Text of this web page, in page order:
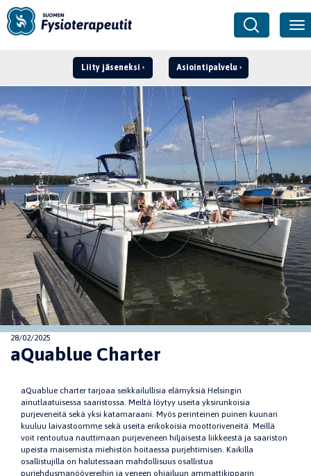
Liity jäseneksi Asiointipalvelu
Kirjaudu ›
28/02/2025
aQuablue Charter
aQuablue charter tarjoaa seikkailullisia elämyksiä Helsingin
ainutlaatuisessa saaristossa. Meiltä löytyy useita yksirunkoisia
purjeveneitä sekä yksi katamaraani. Myös perinteinen puinen kuunari
kuuluu laivastoomme sekä useita erikokoisia moottoriveneitä. Meillä
voit rentoutua nauttimaan purjeveneen hiljaisesta liikkeestä ja saariston
upeista maisemista miehistön hoitaessa purjehtimisen. Kaikilla
osallistujilla on halutessaan mahdollisuus osallistua
purjehdusmanöövereihin ja veneen ohjailuun ammattikipparin